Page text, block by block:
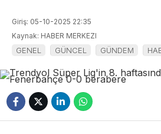
GÜNDEM
DÜNYA
Giriş: 05-10-2025 22:35
Kaynak: HABER MERKEZI
GENEL GÜNCEL GÜNDEM